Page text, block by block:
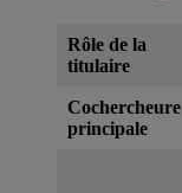
Rôle de la
titulaire
Cochercheure
principale